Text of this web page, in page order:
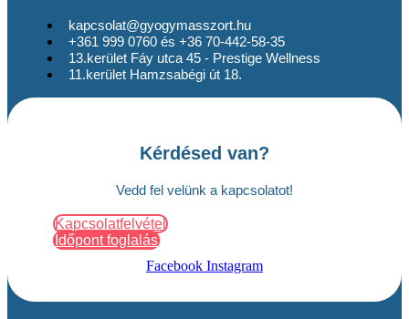
kapcsolat@gyogymasszort.hu
+361 999 0760 és +36 70-442-58-35
13.kerület Fáy utca 45 - Prestige Wellness
11.kerület Hamzsabégi út 18.
Kérdésed van?
Vedd fel velünk a kapcsolatot!
Kapcsolatfelvétel
Időpont foglalás
Facebook Instagram